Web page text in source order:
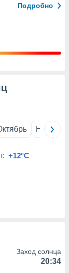
Подробно
Ноябрь
+12°C
Заход солнца
20:34